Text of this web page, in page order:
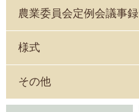
農業委員会定例会議事録
様式
その他